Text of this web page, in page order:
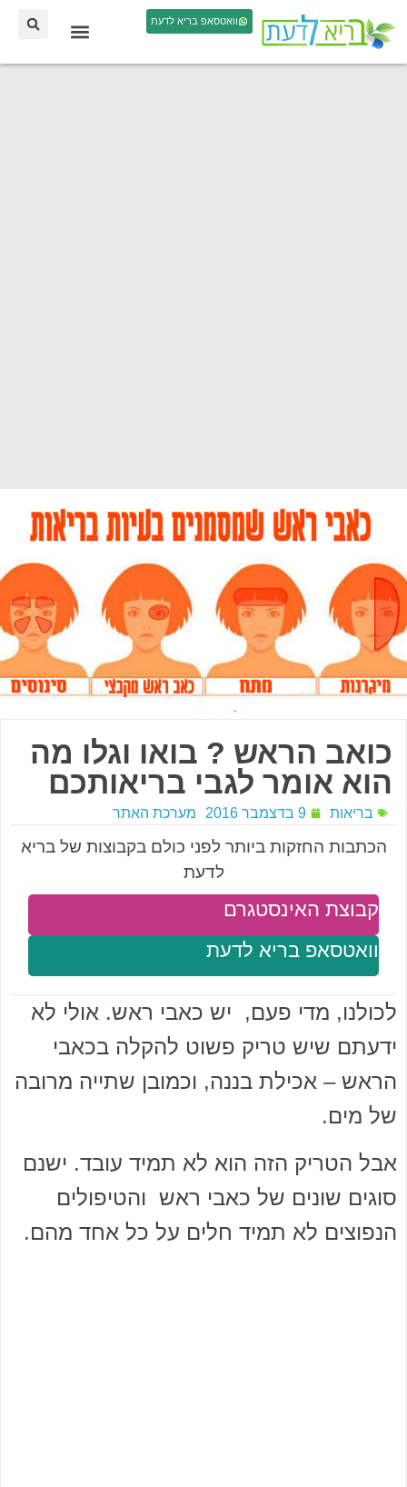
וואטסאפ בריא לדעת
כואב הראש ? בואו וגלו מה
הוא אומר לגבי בריאותכם
בריאות 9 בדצמבר 2016 מערכת האתר
הכתבות החזקות ביותר לפני כולם בקבוצות של בריא
לדעת
וואטסאפ בריא לדעת
קבוצת האינסטגרם
לכולנו, מדי פעם, יש כאבי ראש. אולי לא
ידעתם שיש טריק פשוט להקלה בכאבי
הראש – אכילת בננה, וכמובן שתייה מרובה
של מים.
אבל הטריק הזה הוא לא תמיד עובד. ישנם
סוגים שונים של כאבי ראש והטיפולים
הנפוצים לא תמיד חלים על כל אחד מהם.